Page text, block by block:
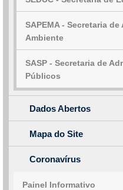
SAPEMA - Secretaria
Ambiente
SASP - Secretaria de
Públicos
Dados Abertos
Mapa do Site
Coronavírus
Painel Informativo